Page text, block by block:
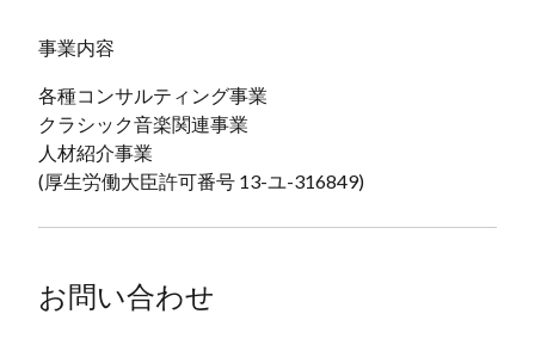
事業内容
各種コンサルティング事業
クラシック音楽関連事業
人材紹介事業
(厚生労働大臣許可番号 13-ユ-316849)
お問い合わせ